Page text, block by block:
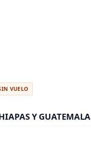
VUELO
Y GUATEMALA